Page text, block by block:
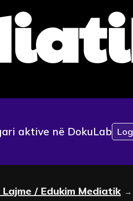
aktive në DokuLab
/ Edukim Mediatik →